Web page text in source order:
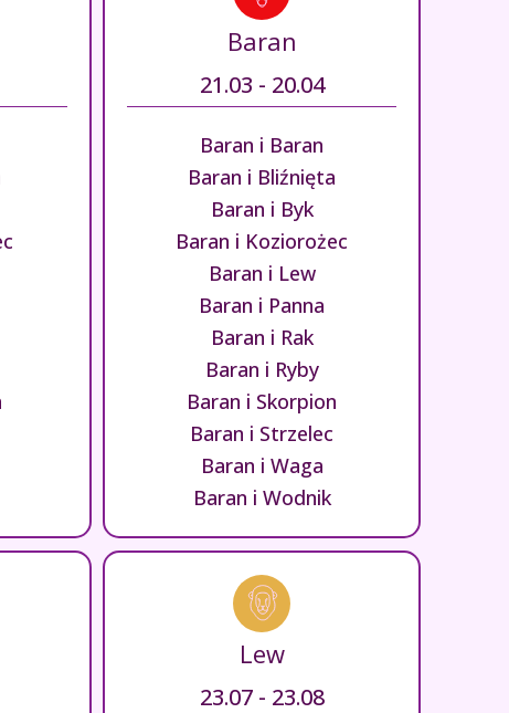
Baran
21.03 - 20.04
Baran i Baran
Baran i Bliźnięta
Baran i Byk
Baran i Koziorożec
Baran i Lew
Baran i Panna
Baran i Rak
Baran i Ryby
Baran i Skorpion
Baran i Strzelec
Baran i Waga
Baran i Wodnik
Lew
23.07 - 23.08